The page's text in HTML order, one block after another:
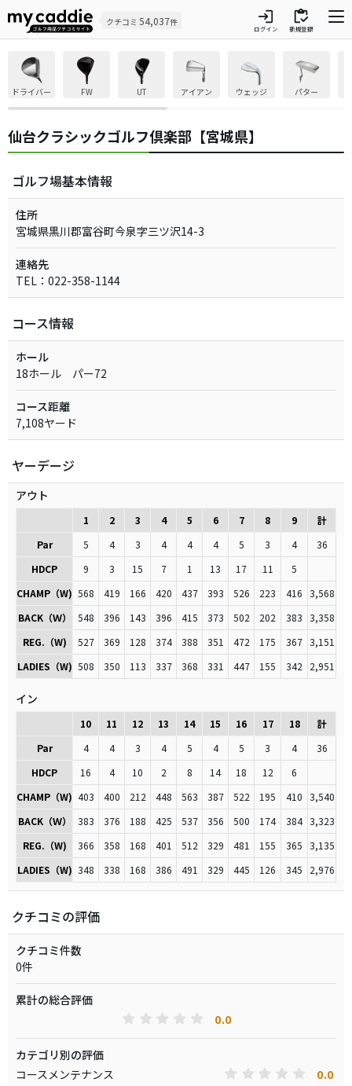
クチコミ 54,037件 login
ログイン
inventory
新規登録
ドライバー FW UT アイアン ウェッジ パター
仙台クラシックゴルフ倶楽部【宮城県】
ゴルフ場基本情報
住所
宮城県黒川郡富谷町今泉字三ツ沢14-3
連絡先
TEL：022-358-1144
コース情報
ホール
18ホール パー72
コース距離
7,108ヤード
ヤーデージ
アウト
1 2 3 4 5 6 7 8 9
計
Par
5 4 3 4 4 4 5 3 4
36
HDCP
9 3 15 7 1 13 17 11
5
CHAMP（W) 568 419 166 420 437 393 526 223 416 3,568
BACK（Ｗ）
548 396 143 396 415 373 502 202 383 3,358
REG.（W)
527 369 128 374 388 351 472 175 367 3,151
LADIES（W) 508 350 113 337 368 331 447 155 342 2,951
イン
10 11 12 13 14 15 16 17 18
計
Par
4 4 3 4 5 4 5 3 4
36
HDCP
16 4 10 2 8 14 18 12
6
CHAMP（W) 403 400 212 448 563 387 522 195 410 3,540
BACK（Ｗ）
383 376 188 425 537 356 500 174 384 3,323
REG.（W)
366 358 168 401 512 329 481 155 365 3,135
LADIES（W) 348 338 168 386 491 329 445 126 345 2,976
クチコミの評価
クチコミ件数
0件
累計の総合評価
0.0
カテゴリ別の評価
コースメンテナンス
0.0